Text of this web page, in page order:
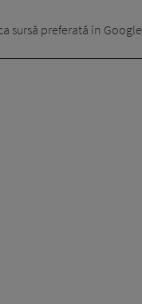
sursă preferată în Google